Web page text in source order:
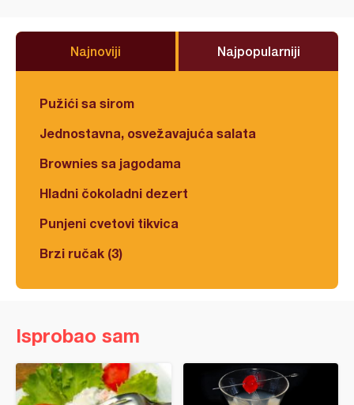
Najnoviji Najpopularniji
Pužići sa sirom
Jednostavna, osvežavajuća salata
Brownies sa jagodama
Hladni čokoladni dezert
Punjeni cvetovi tikvica
Brzi ručak (3)
Isprobao sam